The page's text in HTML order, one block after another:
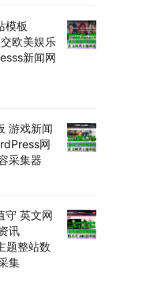
模板
欧美娱乐
新闻网
游戏新闻
网
采集器
守 英文网
讯
题整站数
集